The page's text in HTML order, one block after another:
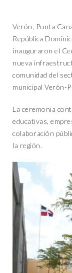
Verón, Punta
República
inauguraron el
nueva
comunidad del
municipal Verón-
La ceremonia
educativas,
colaboración
la región.